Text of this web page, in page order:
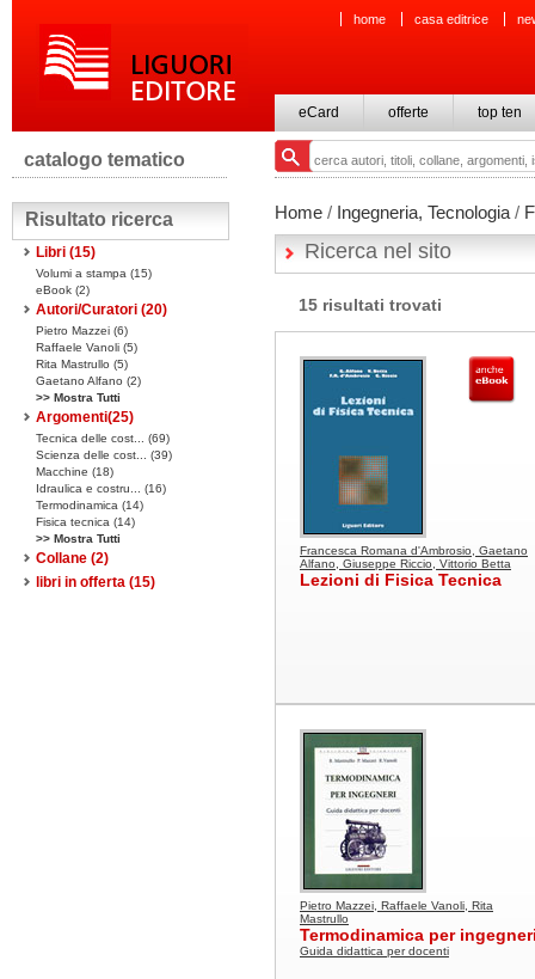
home casa editrice
eCard offerte top ten
catalogo tematico
Risultato ricerca
Libri (15)
Volumi a stampa (15)
eBook (2)
Autori/Curatori (20)
Pietro Mazzei (6)
Raffaele Vanoli (5)
Rita Mastrullo (5)
Gaetano Alfano (2)
>> Mostra Tutti
Argomenti(25)
Tecnica delle cost... (69)
Scienza delle cost... (39)
Macchine (18)
Idraulica e costru... (16)
Termodinamica (14)
Fisica tecnica (14)
>> Mostra Tutti
Collane (2)
libri in offerta (15)
Home / Ingegneria, Tecnologia /
Ricerca nel sito
15 risultati trovati
Francesca Romana d'Ambrosio, Gaetano
Alfano, Giuseppe Riccio, Vittorio Betta
Lezioni di Fisica Tecnica
Pietro Mazzei, Raffaele Vanoli, Rita
Mastrullo
Termodinamica per
Guida didattica per docenti